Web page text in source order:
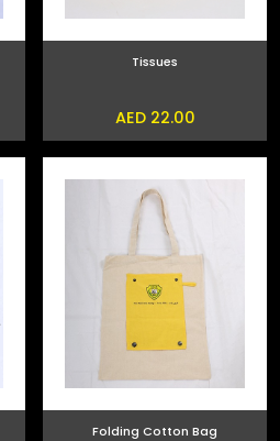
Tissues
AED 22.00
Folding Cotton Bag